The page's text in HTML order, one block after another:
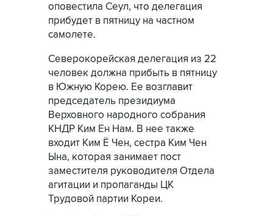
оповестила Сеул, что делегация
прибудет в пятницу на частном
самолете.
Северокорейская делегация из 22
человек должна прибыть в пятницу
в Южную Корею. Ее возглавит
председатель президиума
Верховного народного собрания
КНДР Ким Ен Нам. В нее также
входит Ким Ё Чен, сестра Ким Чен
Ына, которая занимает пост
заместителя руководителя Отдела
агитации и пропаганды ЦК
Трудовой партии Кореи.